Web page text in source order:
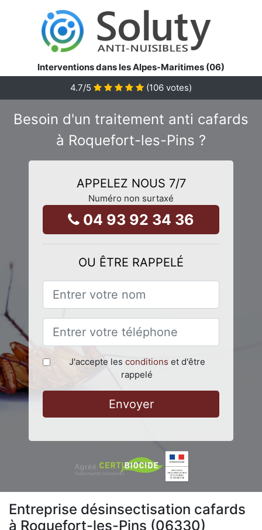
Interventions dans les Alpes-Maritimes (06)
4.7/5 (106 votes)
Besoin d'un traitement anti cafards
à Roquefort-les-Pins ?
APPELEZ NOUS 7/7
Numéro non surtaxé
04 93 92 34 36
OU ÊTRE RAPPELÉ
J'accepte les conditions et d'être
rappelé
Envoyer
Entreprise désinsectisation cafards
à Roquefort-les-Pins (06330)